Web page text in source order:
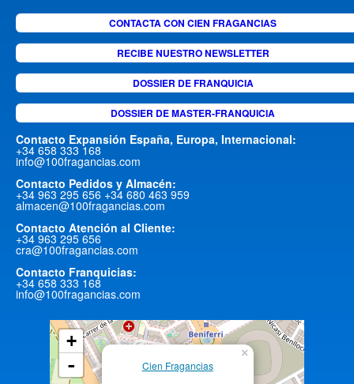
CONTACTA CON CIEN FRAGANCIAS
RECIBE NUESTRO NEWSLETTER
DOSSIER DE FRANQUICIA
DOSSIER DE MASTER-FRANQUICIA
Contacto Expansión España, Europa, Internacional:
+34 658 333 168
info@100fragancias.com
Contacto Pedidos y Almacén:
+34 963 295 656 +34 680 463 959
almacen@100fragancias.com
Contacto Atención al Cliente:
+34 963 295 656
cra@100fragancias.com
Contacto Franquicias:
+34 658 333 168
info@100fragancias.com
×
Cien Fragancias
+
-